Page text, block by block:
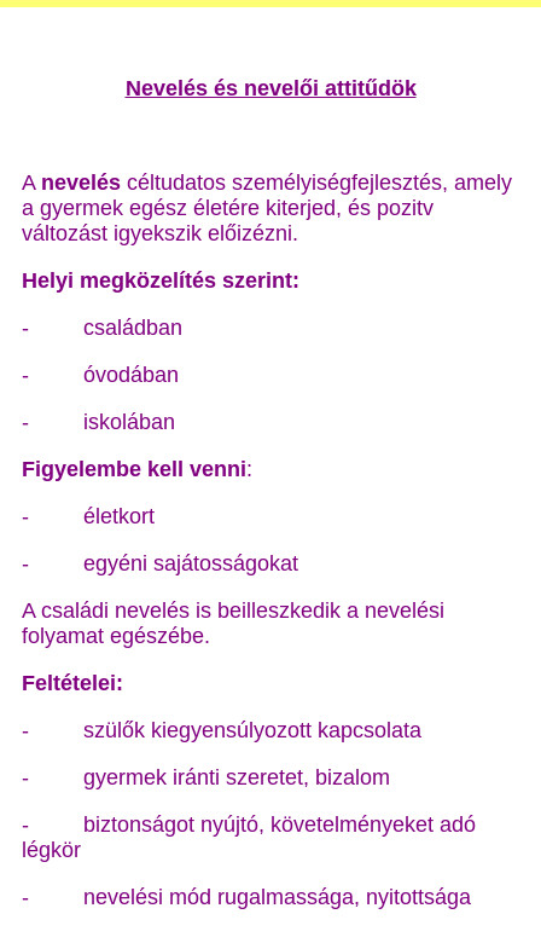
Nevelés és nevelői attitűdök
A nevelés céltudatos személyiségfejlesztés, amely
a gyermek egész életére kiterjed, és pozitv
változást igyekszik előizézni.
Helyi megközelítés szerint:
- családban
- óvodában
- iskolában
Figyelembe kell venni:
- életkort
- egyéni sajátosságokat
A családi nevelés is beilleszkedik a nevelési
folyamat egészébe.
Feltételei:
- szülők kiegyensúlyozott kapcsolata
- gyermek iránti szeretet, bizalom
- biztonságot nyújtó, követelményeket adó
légkör
- nevelési mód rugalmassága, nyitottsága